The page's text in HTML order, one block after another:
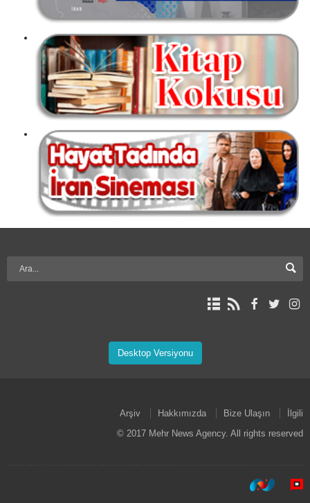
Desktop Versiyonu
Arşiv Hakkımızda Bize Ulaşın
İlgili
© 2017 Mehr News Agency. All rights reserved